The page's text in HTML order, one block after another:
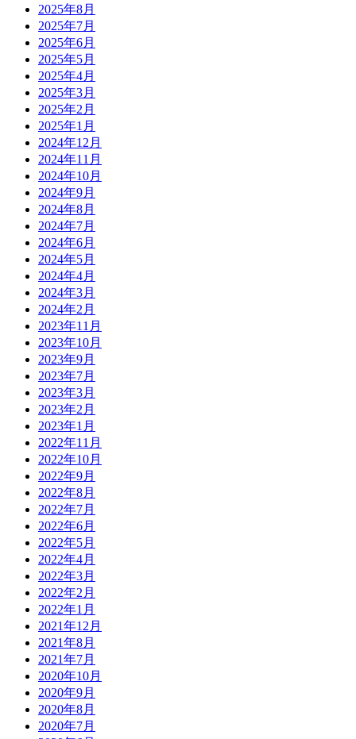
2025年8月
2025年7月
2025年6月
2025年5月
2025年4月
2025年3月
2025年2月
2025年1月
2024年12月
2024年11月
2024年10月
2024年9月
2024年8月
2024年7月
2024年6月
2024年5月
2024年4月
2024年3月
2024年2月
2023年11月
2023年10月
2023年9月
2023年7月
2023年3月
2023年2月
2023年1月
2022年11月
2022年10月
2022年9月
2022年8月
2022年7月
2022年6月
2022年5月
2022年4月
2022年3月
2022年2月
2022年1月
2021年12月
2021年8月
2021年7月
2020年10月
2020年9月
2020年8月
2020年7月